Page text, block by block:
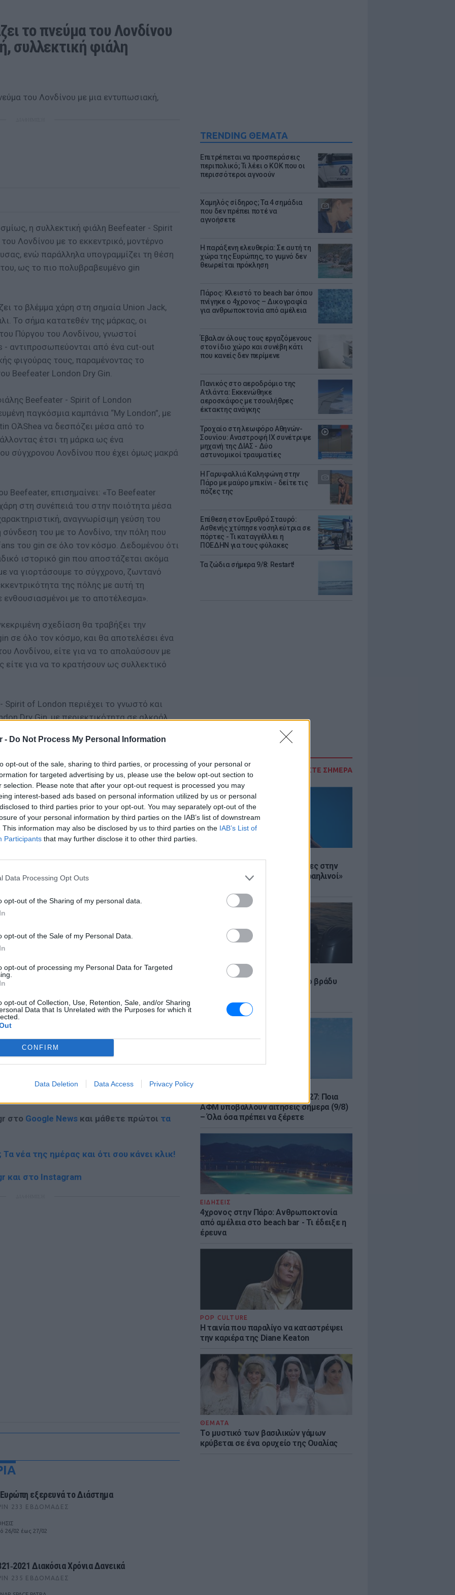
- Do Not Process My Personal Information
opt-out of the sale, sharing to third parties, or processing of your personal or
for targeted advertising by us, please use the below opt-out section to
selection. Please note that after your opt-out request is processed you may
interest-based ads based on personal information utilized by us or personal
to third parties prior to your opt-out. You may separately opt-out of the
of your personal information by third parties on the IAB’s list of downstream
This information may also be disclosed by us to third parties on the IAB’s List of
Participants that may further disclose it to other third parties.
Data Processing Opt Outs
opt-out of the Sharing of my personal data.
opt-out of the Sale of my Personal Data.
opt-out of processing my Personal Data for Targeted
opt-out of Collection, Use, Retention, Sale, and/or Sharing
Data that Is Unrelated with the Purposes for which it
CONFIRM
Data Deletion Data Access Privacy Policy
TRENDING ΘΕΜΑΤΑ
Επιτρέπεται να προσπεράσεις
περιπολικό; Τι λέει ο ΚΟΚ που οι
περισσότεροι αγνοούν
Χαμηλός σίδηρος; Τα 4 σημάδια
που δεν πρέπει ποτέ να
αγνοήσετε
Η παράξενη ελευθερία: Σε αυτή τη
χώρα της Ευρώπης, το γuμνό δεν
θεωρείται πρόκληση
Πάρος: Κλειστό το beach bar όπου
πνίγηκε ο 4χρονος – Δικογραφία
για ανθρωποκτονία από αμέλεια
Έβαλαν όλους τους εργαζόμενους
στον ίδιο χώρο και συνέβη κάτι
που κανείς δεν περίμενε
Πανικός στο αεροδρόμιο της
Ατλάντα: Εκκενώθηκε
αεροσκάφος με τσουλήθρες
έκτακτης ανάγκης
Τροχαίο στη λεωφόρο Αθηνών-
Σουνίου: Αναστροφή ΙΧ συνέτριψε
μηχανή της ΔΙΑΣ - Δύο
αστυνομικοί τραυματίες
Η Γαρυφαλλιά Καληφώνη στην
Πάρο με μαύρο μπικίνι - δείτε τις
πόζες της
Επίθεση στον Ερυθρό Σταυρό:
Ασθενής χτύπησε νοσηλεύτρια σε
πόρτες - Τι καταγγέλλει η
ΠΟΕΔΗΝ για τους φύλακες
Τα ζώδια σήμερα 9/8: Restart!
ΔΙΑΒΑΣΤΕ ΣΗΜΕΡΑ
Ισραηλινό ΥΠΕΞ προς τουρίστες στην
Ελλάδα: «Κρύψτε ότι είστε Ισραηλινοί»
LIFESTYLE
Ιωάννα Τούνη: «Έβγαλα όλο το βράδυ
αντιβιώσεις»
Τουρισμός για Όλους 2026-2027: Ποια
ΑΦΜ υποβάλλουν αιτήσεις σήμερα (9/8)
– Όλα όσα πρέπει να ξέρετε
ΕΙΔΗΣΕΙΣ
4χρονος στην Πάρο: Ανθρωποκτονία
από αμέλεια στο beach bar - Τι έδειξε η
έρευνα
POP CULTURE
Η ταινία που παραλίγο να καταστρέψει
την καριέρα της Diane Keaton
ΘΕΜΑΤΑ
Το μυστικό των βασιλικών γάμων
κρύβεται σε ένα ορυχείο της Ουαλίας
το πνεύμα του Λονδίνου
συλλεκτική φιάλη
η συλλεκτική φιάλη Beefeater - Spirit
Λονδίνου με το εκκεντρικό, μοντέρνο
ενώ παράλληλα υπογραμμίζει τη θέση
ως το πιο πολυβραβευμένο gin
το βλέμμα χάρη στη σημαία Union Jack,
Το σήμα κατατεθέν της μάρκας, οι
Πύργου του Λονδίνου, γνωστοί
αντιπροσωπεύονται από ένα cut-out
φιγούρας τους, παραμένοντας το
Beefeater London Dry Gin.
Beefeater - Spirit of London
παγκόσμια καμπάνια “My London”, με
OΆShea να δεσπόζει μέσα από το
έτσι τη μάρκα ως ένα
σύγχρονου Λονδίνου που έχει όμως μακρά
Beefeater, επισημαίνει: «Το Beefeater
στη συνέπειά του στην ποιότητα μέσα
αναγνωρίσιμη γεύση του
του με το Λονδίνο, την πόλη που
του gin σε όλο τον κόσμο. Δεδομένου ότι
ιστορικό gin που αποστάζεται ακόμα
να γιορτάσουμε το σύγχρονο, ζωντανό
της πόλης με αυτή τη
ενθουσιασμένοι με το αποτέλεσμα».
σχεδίαση θα τραβήξει την
σε όλο τον κόσμο, και θα αποτελέσει ένα
Λονδίνου, είτε για να το απολαύσουν με
είτε για να το κρατήσουν ως συλλεκτικό
Spirit of London περιέχει το γνωστό και
Dry Gin, με περιεκτικότητα σε αλκοόλ
των 700ml, αποκλειστικά σε
ΑΒ Βασιλόπουλος.
πωλήσεις premium gin στον κόσμο, και το
να παράγεται στην πόλη του
αυθεντικό, λονδρέζικο χαρακτήρα του. Η
έχει παραμείνει πρακτικά αναλλοίωτη
ένα premium gin με γεμάτο σώμα και
από τους διεθνώς
Beefeater είναι το περισσότερο
10 χρόνια*.
drinks το 2013
στο Google News και μάθετε πρώτοι τα
νέα της ημέρας και ότι σου κάνει κλικ!
και στο Instagram
εξερευνά το Διάστημα
233 ΕΒΔΟΜΆΔΕΣ
26/02 έως 27/02
Διακόσια Χρόνια Δανεικά
235 ΕΒΔΟΜΆΔΕΣ